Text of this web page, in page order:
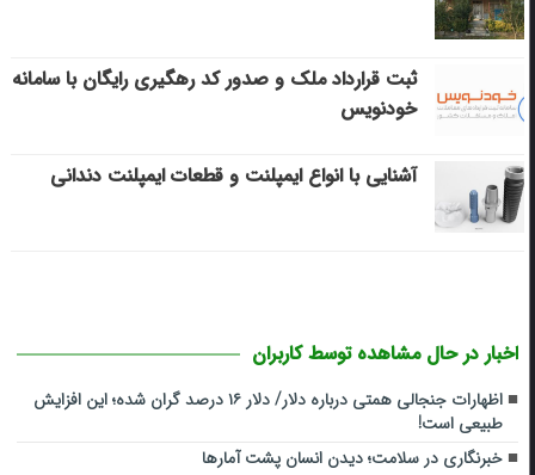
ثبت قرارداد ملک و صدور کد رهگیری رایگان با سامانه
خودنویس
آشنایی با انواع ایمپلنت و قطعات ایمپلنت دندانی
اخبار در حال مشاهده توسط کاربران
اظهارات جنجالی همتی درباره دلار/ دلار ۱۶ درصد گران شده؛ این افزایش
طبیعی است!
خبرنگاری در سلامت؛ دیدن انسان پشت آمارها